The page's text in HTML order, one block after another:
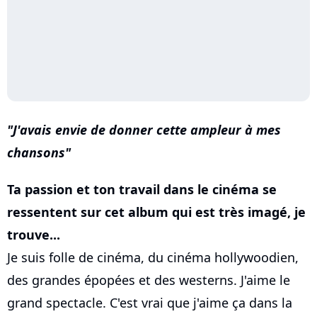
J'avais envie de donner cette ampleur à mes
chansons
Ta passion et ton travail dans le cinéma se
ressentent sur cet album qui est très imagé, je
trouve...
Je suis folle de cinéma, du cinéma hollywoodien,
des grandes épopées et des westerns. J'aime le
grand spectacle. C'est vrai que j'aime ça dans la